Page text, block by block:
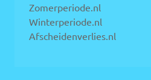
Zomerperiode.nl
Winterperiode.nl
Afscheidenverlies.nl